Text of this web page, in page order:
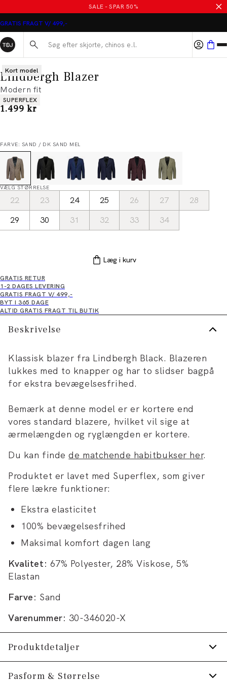
SALE - SPAR 50%
GRATIS FRAGT V/ 499,-
Søg her...
Kort model
Lindbergh Blazer
Modern fit
Produkt egenskaber
SUPERFLEX
I alt (inkl. rabat)
1.499 kr
FARVE: SAND / DK SAND MEL
VÆLG STØRRELSE
22 23 24 25 26 27
28
29
30 31 32 33 34
Læg i kurv
GRATIS RETUR
1-2 DAGES LEVERING
GRATIS FRAGT V/ 499,-
BYT I 365 DAGE
ALTID GRATIS FRAGT TIL BUTIK
Beskrivelse
Klassisk blazer fra Lindbergh Black. Blazeren
lukkes med to knapper og har to slidser bagpå
for ekstra bevægelsesfrihed.
Bemærk at denne model er er kortere end
vores standard blazere, hvilket vil sige at
ærmelængden og ryglængden er kortere.
Du kan findede matchende habitbukser her.
Produktet er lavet med Superflex, som giver
flere lækre funktioner:
Ekstra elasticitet
100% bevægelsesfrihed
Maksimal komfort dagen lang
Kvalitet: 67% Polyester, 28% Viskose, 5%
Elastan
Farve: Sand
Varenummer: 30-346020-X
Produktdetaljer
Tre paspolerede inderlommer.
Pasform & Størrelse